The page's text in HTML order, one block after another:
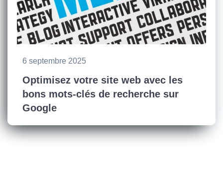
6 septembre 2025
Optimisez votre site web avec les
bons mots-clés de recherche sur
Google